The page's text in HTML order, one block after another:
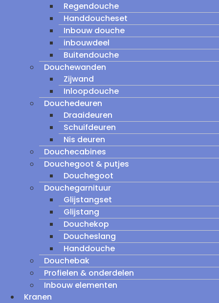
Regendouche
Handdoucheset
Inbouw douche
inbouwdeel
Buitendouche
Douchewanden
Zijwand
Inloopdouche
Douchedeuren
Draaideuren
Schuifdeuren
Nis deuren
Douchecabines
Douchegoot & putjes
Douchegoot
Douchegarnituur
Glijstangset
Glijstang
Douchekop
Doucheslang
Handdouche
Douchebak
Profielen & onderdelen
Inbouw elementen
Kranen